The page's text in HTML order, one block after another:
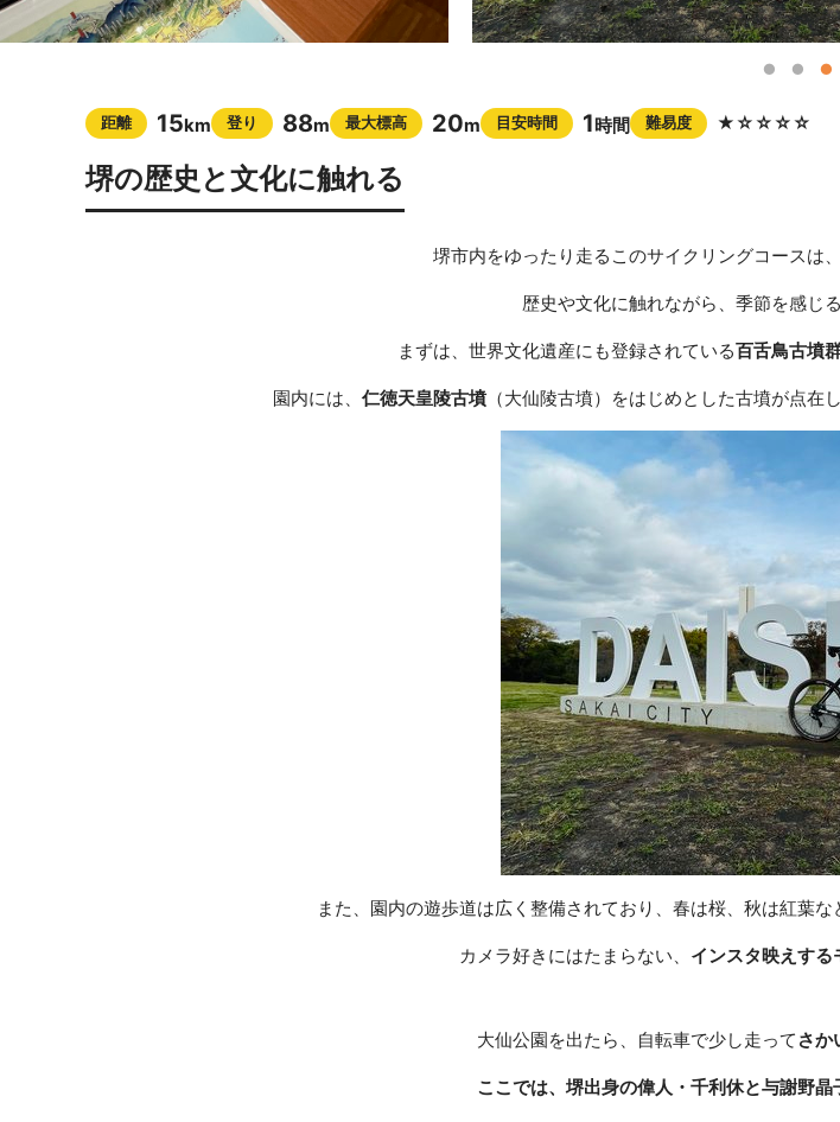
距離 15km 登り 88m 最大標高 20m 目安時間 1時間 難易度 ★☆☆☆☆
堺の歴史と文化に触れる
堺市内をゆったり走るこのサイクリングコースは
歴史や文化に触れながら、季節を感じ
まずは、世界文化遺産にも登録されている百舌鳥古墳
園内には、 仁徳天皇陵古墳（大仙陵古墳）をはじめとした古墳が点在
また、園内の遊歩道は広く整備されており、春は桜、秋は紅葉
カメラ好きにはたまらない、 インスタ映えする
大仙公園を出たら、自転車で少し走って さか
ここでは、堺出身の偉人・千利休と与謝野晶